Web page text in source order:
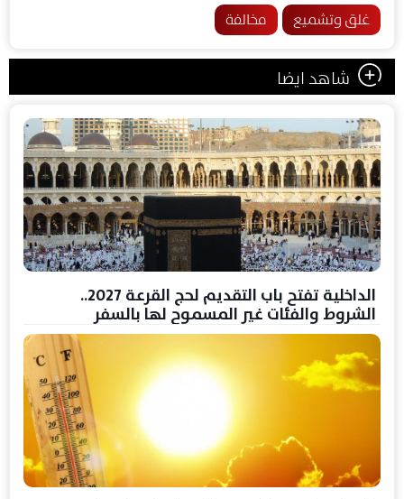
غلق وتشميع مخالفة
شاهد ايضا
الداخلية تفتح باب التقديم لحج القرعة 2027..
الشروط والفئات غير المسموح لها بالسفر